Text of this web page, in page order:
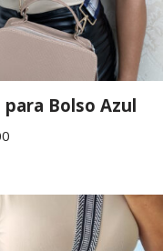
para Bolso Azul